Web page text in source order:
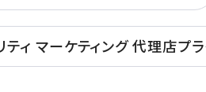
ィ マーケティング 代理店プ